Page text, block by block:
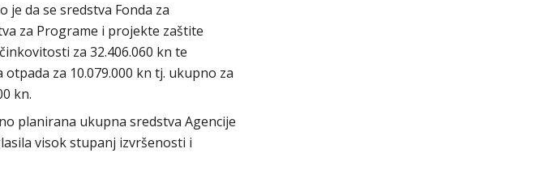
da se sredstva Fonda za
za Programe i projekte zaštite
za 32.406.060 kn te
za 10.079.000 kn tj. ukupno za
kn.
planirana ukupna sredstva Agencije
visok stupanj izvršenosti i